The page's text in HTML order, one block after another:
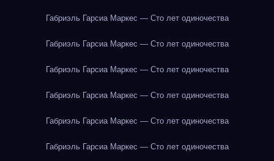
Габриэль Гарсиа Маркес — Сто лет одиночества
Габриэль Гарсиа Маркес — Сто лет одиночества
Габриэль Гарсиа Маркес — Сто лет одиночества
Габриэль Гарсиа Маркес — Сто лет одиночества
Габриэль Гарсиа Маркес — Сто лет одиночества
Габриэль Гарсиа Маркес — Сто лет одиночества